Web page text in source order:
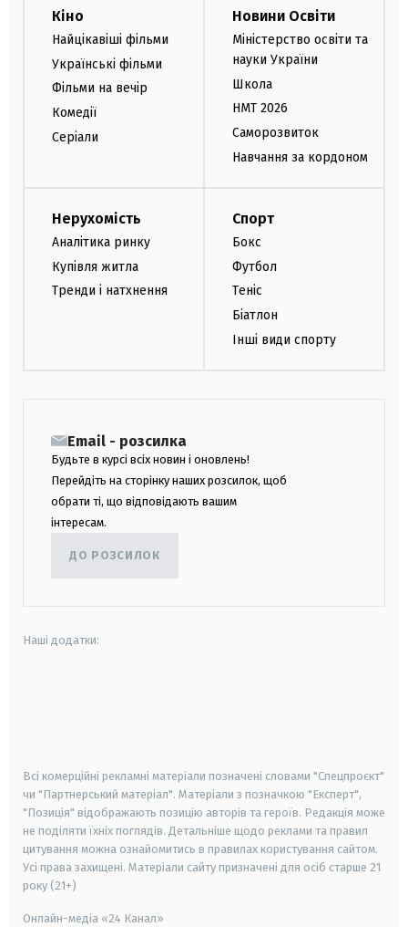
Кіно
Найцікавіші фільми
Українські фільми
Фільми на вечір
Комедії
Серіали
Новини Освіти
Міністерство освіти та
науки України
Школа
НМТ 2026
Саморозвиток
Навчання за кордоном
Нерухомість
Аналітика ринку
Купівля житла
Тренди і натхнення
Спорт
Бокс
Футбол
Теніс
Біатлон
Інші види спорту
Email - розсилка
Будьте в курсі всіх новин і оновлень!
Перейдіть на сторінку наших розсилок, щоб
обрати ті, що відповідають вашим
інтересам.
ДО РОЗСИЛОК
Наші додатки:
Всі комерційні рекламні матеріали позначені словами "Спецпроєкт"
чи "Партнерський матеріал". Матеріали з позначкою "Експерт",
"Позиція" відображають позицію авторів та героїв. Редакція може
не поділяти їхніх поглядів. Детальніше щодо реклами та правил
цитування можна ознайомитись в правилах користування сайтом.
Усі права захищені. Матеріали сайту призначені для осіб старше 21
року (21+)
Онлайн-медіа «24 Канал»